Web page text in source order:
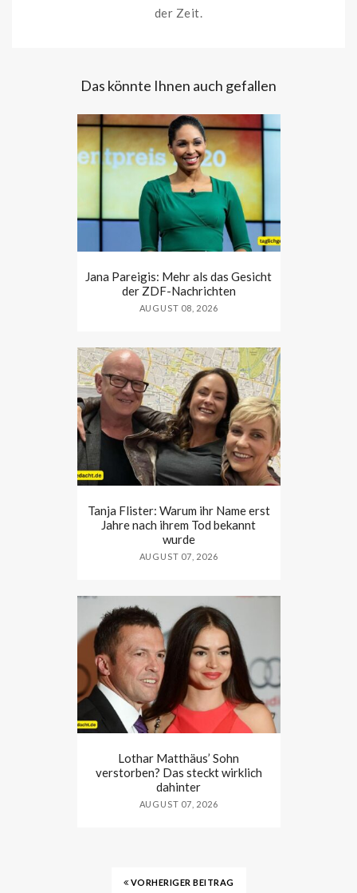
der Zeit.
Das könnte Ihnen auch gefallen
Jana Pareigis: Mehr als das Gesicht
der ZDF-Nachrichten
AUGUST 08, 2026
Tanja Flister: Warum ihr Name erst
Jahre nach ihrem Tod bekannt
wurde
AUGUST 07, 2026
Lothar Matthäus’ Sohn
verstorben? Das steckt wirklich
dahinter
AUGUST 07, 2026
VORHERIGER BEITRAG